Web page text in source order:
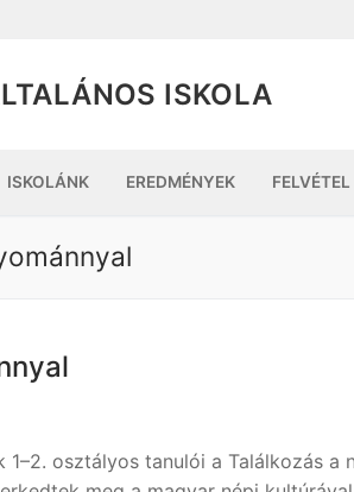
ISKOLA
ISKOLÁNK EREDMÉNYEK FELVÉTEL
1–2. osztályos tanulói a Találkozás a